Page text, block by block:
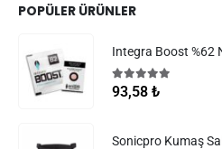
POPÜLER ÜRÜNLER
Integra Boost %62
5.005
93,58 ₺
Sonicpro Kumaş